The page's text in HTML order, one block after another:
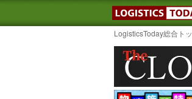
LogisticsToday総合ト